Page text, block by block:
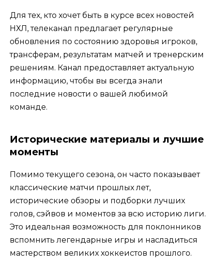
Для тех, кто хочет быть в курсе всех новостей
НХЛ, телеканал предлагает регулярные
обновления по состоянию здоровья игроков,
трансферам, результатам матчей и тренерским
решениям. Канал предоставляет актуальную
информацию, чтобы вы всегда знали
последние новости о вашей любимой
команде.
Исторические материалы и лучшие
моменты
Помимо текущего сезона, он часто показывает
классические матчи прошлых лет,
исторические обзоры и подборки лучших
голов, сэйвов и моментов за всю историю лиги.
Это идеальная возможность для поклонников
вспомнить легендарные игры и насладиться
мастерством великих хоккеистов прошлого.